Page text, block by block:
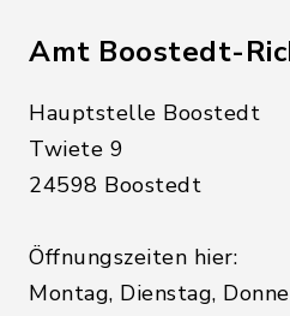
Amt Boostedt-
Hauptstelle Boostedt
Twiete 9
24598 Boostedt
Öffnungszeiten hier:
Montag, Dienstag,